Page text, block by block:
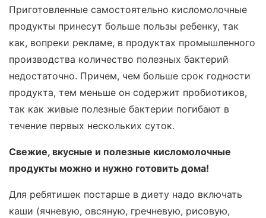
Приготовленные самостоятельно кисломолочные
продукты принесут больше пользы ребенку, так
как, вопреки рекламе, в продуктах промышленного
производства количество полезных бактерий
недостаточно. Причем, чем больше срок годности
продукта, тем меньше он содержит пробиотиков,
так как живые полезные бактерии погибают в
течение первых нескольких суток.
Свежие, вкусные и полезные кисломолочные
продукты можно и нужно готовить дома!
Для ребятишек постарше в диету надо включать
каши (ячневую, овсяную, гречневую, рисовую,